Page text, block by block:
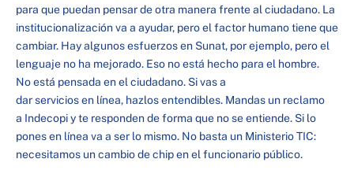
para que puedan pensar de otra manera frente al ciudadano. La
institucionalización va a ayudar, pero el factor humano tiene que
cambiar. Hay algunos esfuerzos en Sunat, por ejemplo, pero el
lenguaje no ha mejorado. Eso no está hecho para el hombre.
No está pensada en el ciudadano. Si vas a
dar servicios en línea, hazlos entendibles. Mandas un reclamo
a Indecopi y te responden de forma que no se entiende. Si lo
pones en línea va a ser lo mismo. No basta un Ministerio TIC:
necesitamos un cambio de chip en el funcionario público.